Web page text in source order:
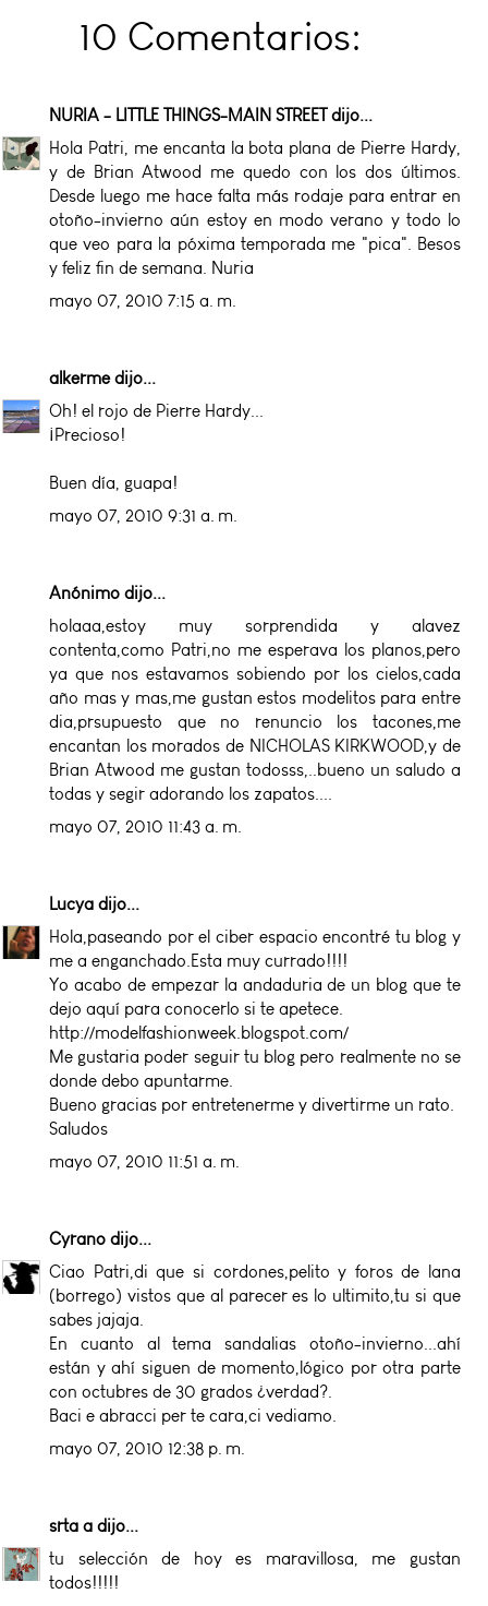
10 Comentarios:
NURIA - LITTLE THINGS-MAIN STREETdijo...
Hola Patri, me encanta la bota plana de Pierre Hardy,
y de Brian Atwood me quedo con los dos últimos.
Desde luego me hace falta más rodaje para entrar en
otoño-invierno aún estoy en modo verano y todo lo
que veo para la póxima temporada me "pica". Besos
y feliz fin de semana. Nuria
mayo 07, 2010 7:15 a. m.
alkermedijo...
Oh! el rojo de Pierre Hardy...
¡Precioso!
Buen día, guapa!
mayo 07, 2010 9:31 a. m.
Anónimo dijo...
holaaa,estoy muy sorprendida y alavez
contenta,como Patri,no me esperava los planos,pero
ya que nos estavamos sobiendo por los cielos,cada
año mas y mas,me gustan estos modelitos para entre
dia,prsupuesto que no renuncio los tacones,me
encantan los morados de NICHOLAS KIRKWOOD,y de
Brian Atwood me gustan todosss,..bueno un saludo a
todas y segir adorando los zapatos....
mayo 07, 2010 11:43 a. m.
Lucya dijo...
Hola,paseando por el ciber espacio encontré tu blog y
me a enganchado.Esta muy currado!!!!
Yo acabo de empezar la andaduria de un blog que te
dejo aquí para conocerlo si te apetece.
http://modelfashionweek.blogspot.com/
Me gustaria poder seguir tu blog pero realmente no se
donde debo apuntarme.
Bueno gracias por entretenerme y divertirme un rato.
Saludos
mayo 07, 2010 11:51 a. m.
Cyrano dijo...
Ciao Patri,di que si cordones,pelito y foros de lana
(borrego) vistos que al parecer es lo ultimito,tu si que
sabes jajaja.
En cuanto al tema sandalias otoño-invierno...ahí
están y ahí siguen de momento,lógico por otra parte
con octubres de 30 grados ¿verdad?.
Baci e abracci per te cara,ci vediamo.
mayo 07, 2010 12:38 p. m.
srta a dijo...
tu selección de hoy es maravillosa, me gustan
todos!!!!!